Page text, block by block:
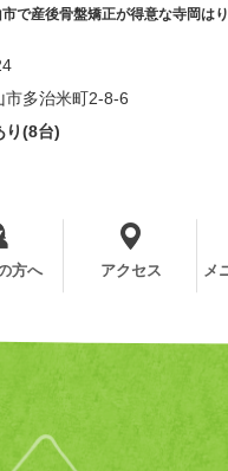
で産後骨盤矯正が得意な寺岡は
市多治米町2-8-6
(8台)
方へ アクセス メ